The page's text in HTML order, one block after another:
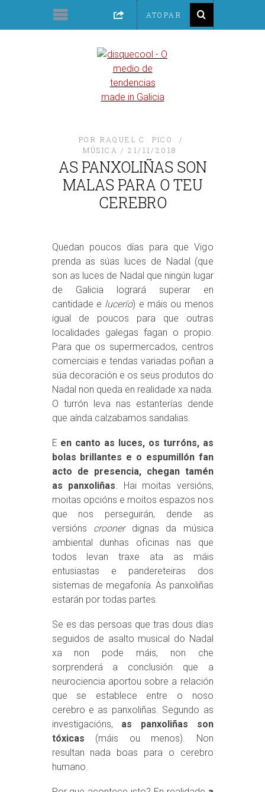
POR RAQUEL C. PICO
MÚSICA
21/11/2018
AS PANXOLIÑAS SON
MALAS PARA O TEU
CEREBRO
Quedan poucos días para que Vigo
prenda as súas luces de Nadal (que
son as luces de Nadal que ningún lugar
de Galicia logrará superar en
cantidade e lucerío) e máis ou menos
igual de poucos para que outras
localidades galegas fagan o propio.
Para que os supermercados, centros
comerciais e tendas variadas poñan a
súa decoración e os seus produtos do
Nadal non queda en realidade xa nada.
O turrón leva nas estanterías dende
que aínda calzabamos sandalias.
E en canto as luces, os turróns, as
bolas brillantes e o espumillón fan
acto de presencia, chegan tamén
as panxoliñas. Hai moitas versións,
moitas opcións e moitos espazos nos
que nos perseguirán, dende as
versións croonerdignas da música
ambiental dunhas oficinas nas que
todos levan traxe ata as máis
entusiastas e pandereteiras dos
sistemas de megafonía. As panxoliñas
estarán por todas partes.
Se es das persoas que tras dous días
seguidos de asalto musical do Nadal
xa non pode máis, non che
sorprenderá a conclusión que a
neurociencia aportou sobre a relación
que se establece entre o noso
cerebro e as panxoliñas. Segundo as
investigacións, as panxoliñas son
tóxicas (máis ou menos). Non
resultan nada boas para o cerebro
humano.